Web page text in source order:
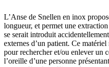
L’Anse de Snellen en inox
longueur, et permet une
se serait introduit
externes d’un patient. Ce
pour rechercher et/ou enlever un
l’oreille d’une personne